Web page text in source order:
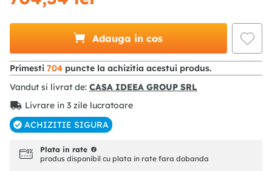
Adauga in cos
Primesti 704 puncte la achizitia acestui produs.
Vandut si livrat de: CASA IDEEA GROUP SRL
Livrare in 3 zile lucratoare
ACHIZITIE SIGURA
Plata in rate
produs disponibil cu plata in rate fara dobanda